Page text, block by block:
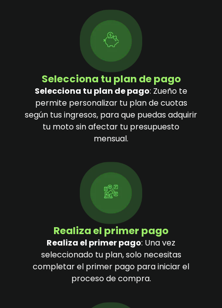
Selecciona tu plan de pago
Selecciona tu plan de pago: Zueño te
permite personalizar tu plan de cuotas
según tus ingresos, para que puedas adquirir
tu moto sin afectar tu presupuesto
mensual.
Realiza el primer pago
Realiza el primer pago: Una vez
seleccionado tu plan, solo necesitas
completar el primer pago para iniciar el
proceso de compra.